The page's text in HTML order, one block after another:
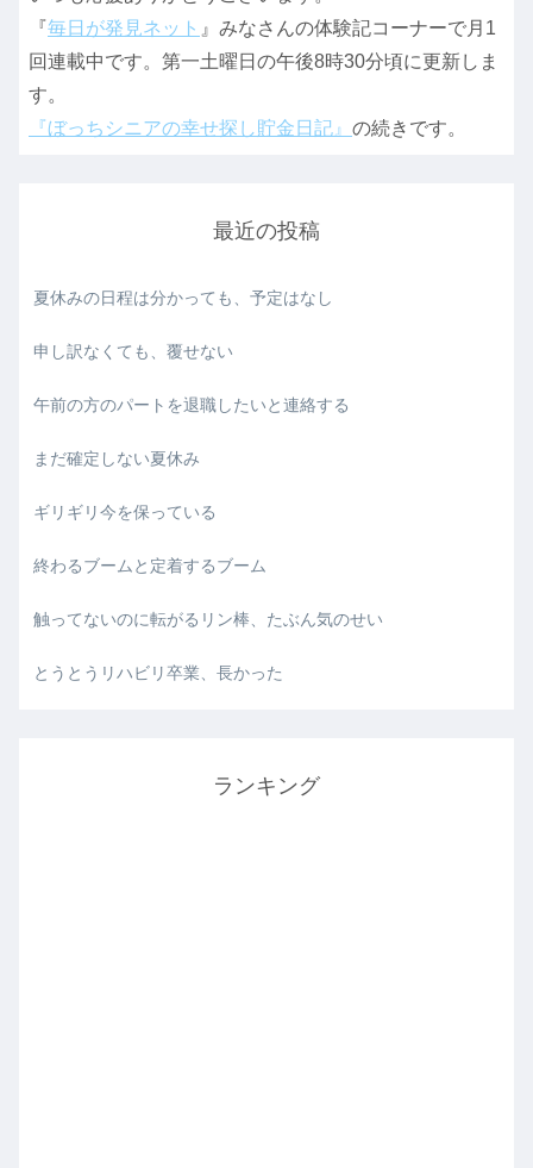
『毎日が発見ネット 』みなさんの体験記コーナーで月1
回連載中です。第一土曜日の午後8時30分頃に更新しま
す。
『ぼっちシニアの幸せ探し貯金日記』 の続きです。
最近の投稿
夏休みの日程は分かっても、予定はなし
申し訳なくても、覆せない
午前の方のパートを退職したいと連絡する
まだ確定しない夏休み
ギリギリ今を保っている
終わるブームと定着するブーム
触ってないのに転がるリン棒、たぶん気のせい
とうとうリハビリ卒業、長かった
ランキング